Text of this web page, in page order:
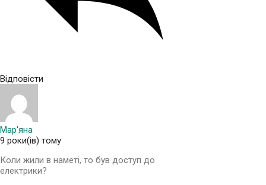
Відповісти
Мар'яна
9 роки(ів) тому
Коли жили в наметі, то був доступ до
електрики?